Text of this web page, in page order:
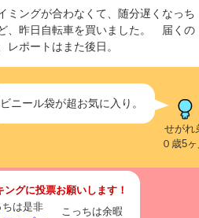
ミングが合わなくて、随分遅くなっち
、昨日自転車を買いました。 届くの
レポートはまた後日。
ビニール袋が超お気に入り。
せがれ
０歳5
ングに投票お願いします！
ちは是非
こっちは余暇